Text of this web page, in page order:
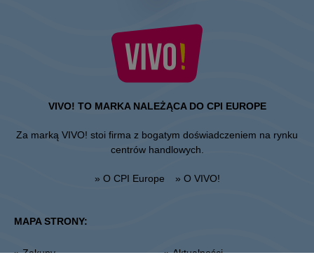
VIVO! TO MARKA NALEŻĄCA DO CPI EUROPE
Za marką VIVO! stoi firma z bogatym doświadczeniem na rynku
centrów handlowych.
» O CPI Europe » O VIVO!
MAPA STRONY:
» Zakupy
» Aktualności